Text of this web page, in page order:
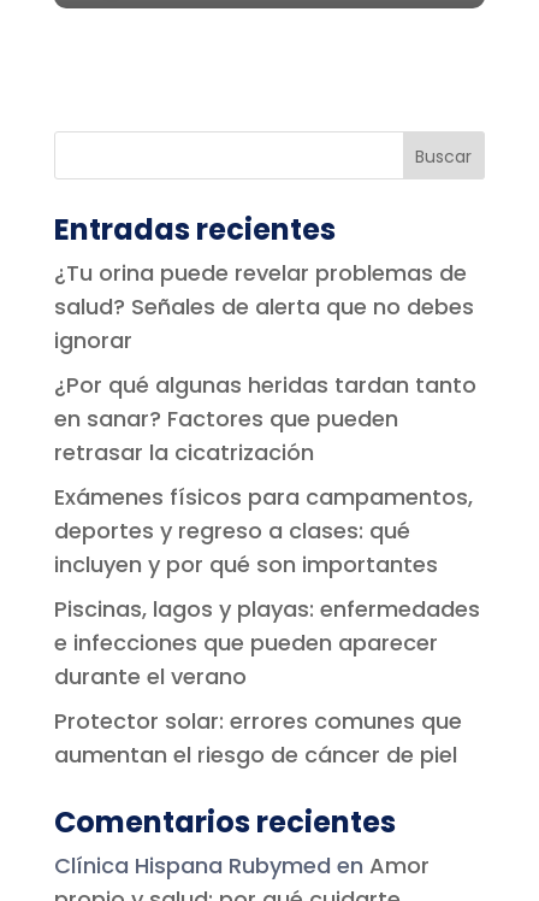
Entradas recientes
¿Tu orina puede revelar problemas de
salud? Señales de alerta que no debes
ignorar
¿Por qué algunas heridas tardan tanto
en sanar? Factores que pueden
retrasar la cicatrización
Exámenes físicos para campamentos,
deportes y regreso a clases: qué
incluyen y por qué son importantes
Piscinas, lagos y playas: enfermedades
e infecciones que pueden aparecer
durante el verano
Protector solar: errores comunes que
aumentan el riesgo de cáncer de piel
Comentarios recientes
Clínica Hispana Rubymed en Amor